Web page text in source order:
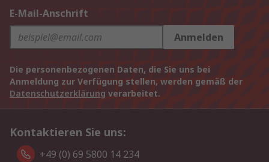
E-Mail-Anschrift
Anmelden
Die personenbezogenen Daten, die Sie uns bei
Anmeldung zur Verfügung stellen, werden gemäß der
Datenschutzerklärung verarbeitet.
Kontaktieren Sie uns:
+49 (0) 69 5800 14 234